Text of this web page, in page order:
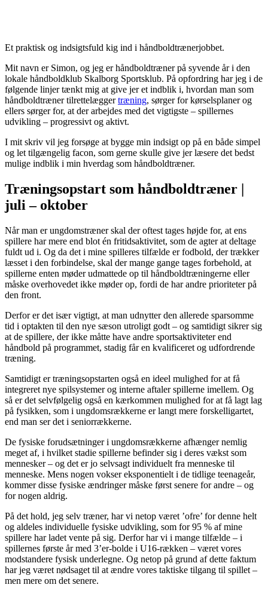
Et praktisk og indsigtsfuld kig ind i håndboldtrænerjobbet.
Mit navn er Simon, og jeg er håndboldtræner på syvende år i den
lokale håndboldklub Skalborg Sportsklub. På opfordring har jeg i de
følgende linjer tænkt mig at give jer et indblik i, hvordan man som
håndboldtræner tilrettelæggertræning, sørger for kørselsplaner og
ellers sørger for, at der arbejdes med det vigtigste – spillernes
udvikling – progressivt og aktivt.
I mit skriv vil jeg forsøge at bygge min indsigt op på en både simpel
og let tilgængelig facon, som gerne skulle give jer læsere det bedst
mulige indblik i min hverdag som håndboldtræner.
Træningsopstart som håndboldtræner |
juli – oktober
Når man er ungdomstræner skal der oftest tages højde for, at ens
spillere har mere end blot én fritidsaktivitet, som de agter at deltage
fuldt ud i. Og da det i mine spilleres tilfælde er fodbold, der trækker
læsset i den forbindelse, skal der mange gange tages forbehold, at
spillerne enten møder udmattede op til håndboldtræningerne eller
måske overhovedet ikke møder op, fordi de har andre prioriteter på
den front.
Derfor er det især vigtigt, at man udnytter den allerede sparsomme
tid i optakten til den nye sæson utroligt godt – og samtidigt sikrer sig
at de spillere, der ikke måtte have andre sportsaktiviteter end
håndbold på programmet, stadig får en kvalificeret og udfordrende
træning.
Samtidigt er træningsopstarten også en ideel mulighed for at få
integreret nye spilsystemer og interne aftaler spillerne imellem. Og
så er det selvfølgelig også en kærkommen mulighed for at få lagt lag
på fysikken, som i ungdomsrækkerne er langt mere forskelligartet,
end man ser det i seniorrækkerne.
De fysiske forudsætninger i ungdomsrækkerne afhænger nemlig
meget af, i hvilket stadie spillerne befinder sig i deres vækst som
mennesker – og det er jo selvsagt individuelt fra menneske til
menneske. Mens nogen vokser eksponentielt i de tidlige teenageår,
kommer disse fysiske ændringer måske først senere for andre – og
for nogen aldrig.
På det hold, jeg selv træner, har vi netop været ’ofre’ for denne helt
og aldeles individuelle fysiske udvikling, som for 95 % af mine
spillere har ladet vente på sig. Derfor har vi i mange tilfælde – i
spillernes første år med 3’er-bolde i U16-rækken – været vores
modstandere fysisk underlegne. Og netop på grund af dette faktum
har jeg været nødsaget til at ændre vores taktiske tilgang til spillet –
men mere om det senere.